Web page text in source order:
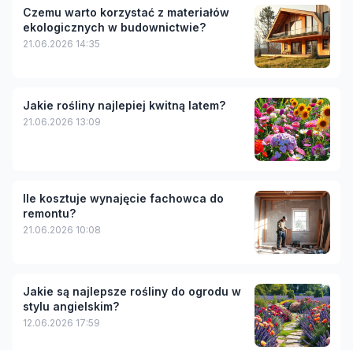
Czemu warto korzystać z materiałów
ekologicznych w budownictwie?
21.06.2026 14:35
Jakie rośliny najlepiej kwitną latem?
21.06.2026 13:09
Ile kosztuje wynajęcie fachowca do
remontu?
21.06.2026 10:08
Jakie są najlepsze rośliny do ogrodu w
stylu angielskim?
12.06.2026 17:59